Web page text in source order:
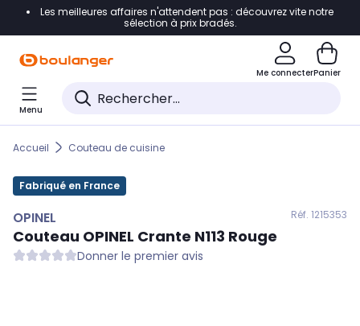
Accéder directement à la navigation
Accéder directement au pied de page
Accéder directement au chatbot
Les meilleures affaires n'attendent pas : découvrez vite notre
sélection à prix bradés.
Me connecterPanier
Menu
Accueil Couteau de cuisine
Fabriqué en France
OPINEL Réf. 1215353
Couteau OPINEL Crante N113 Rouge
Donner le premier avis